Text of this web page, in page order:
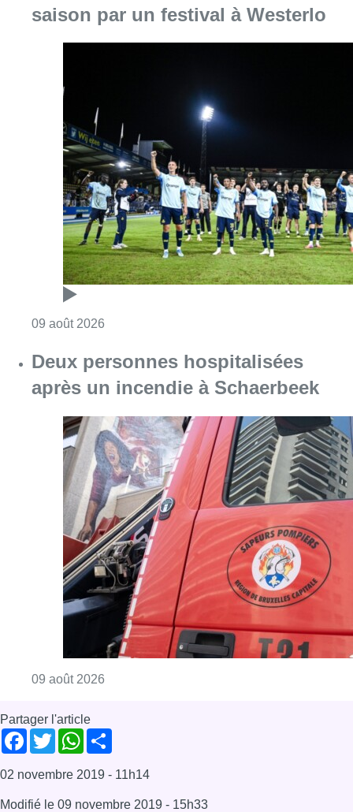
saison par un festival à Westerlo
09 août 2026
Deux personnes hospitalisées
après un incendie à Schaerbeek
09 août 2026
Partager l'article
Facebook
TwitterWhatsApp
02 novembre 2019 - 11h14
Modifié le 09 novembre 2019 - 15h33